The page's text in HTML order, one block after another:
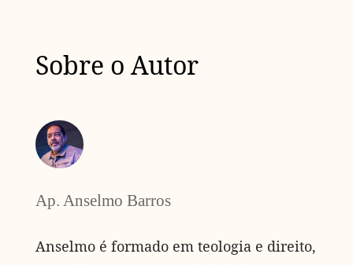
Sobre o Autor
Ap. Anselmo Barros
Anselmo é formado em teologia e direito,